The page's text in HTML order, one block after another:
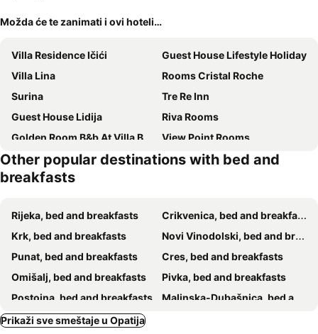
Možda će te zanimati i ovi hoteli…
Villa Residence Ičići
Guest House Lifestyle Holiday
Villa Lina
Rooms Cristal Roche
Surina
Tre Re Inn
Guest House Lidija
Riva Rooms
Golden Room B&b At Villa Bora Moscenicka Draga
View Point Rooms
Rooms Don Permani
Bed and Breakfast Villa Iris
Apartments & rooms MIKLEUS
Other popular destinations with bed and
breakfasts
Rijeka, bed and breakfasts
Crikvenica, bed and breakfasts
Krk, bed and breakfasts
Novi Vinodolski, bed and breakfasts
Punat, bed and breakfasts
Cres, bed and breakfasts
Omišalj, bed and breakfasts
Pivka, bed and breakfasts
Postojna, bed and breakfasts
Malinska-Dubašnica, bed and breakfasts
Labin, bed and breakfasts
Prikaži sve smeštaje u Opatija